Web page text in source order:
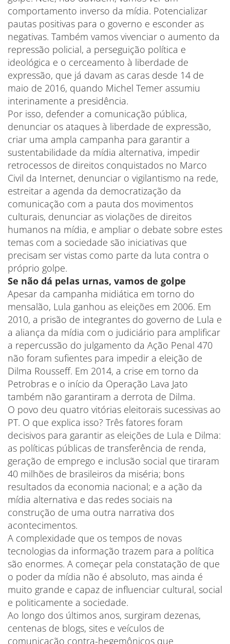
comportamento inverso da mídia. Potencializar
pautas positivas para o governo e esconder as
negativas. Também vamos vivenciar o aumento da
repressão policial, a perseguição política e
ideológica e o cerceamento à liberdade de
expressão, que já davam as caras desde 14 de
maio de 2016, quando Michel Temer assumiu
interinamente a presidência.
Por isso, defender a comunicação pública,
denunciar os ataques à liberdade de expressão,
criar uma ampla campanha para garantir a
sustentabilidade da mídia alternativa, impedir
retrocessos de direitos conquistados no Marco
Civil da Internet, denunciar o vigilantismo na rede,
estreitar a agenda da democratização da
comunicação com a pauta dos movimentos
culturais, denunciar as violações de direitos
humanos na mídia, e ampliar o debate sobre estes
temas com a sociedade são iniciativas que
precisam ser vistas como parte da luta contra o
próprio golpe.
Se não dá pelas urnas, vamos de golpe
Apesar da campanha midiática em torno do
mensalão, Lula ganhou as eleições em 2006. Em
2010, a prisão de integrantes do governo de Lula e
a aliança da mídia com o judiciário para amplificar
a repercussão do julgamento da Ação Penal 470
não foram sufientes para impedir a eleição de
Dilma Rousseff. Em 2014, a crise em torno da
Petrobras e o início da Operação Lava Jato
também não garantiram a derrota de Dilma.
O povo deu quatro vitórias eleitorais sucessivas ao
PT. O que explica isso? Três fatores foram
decisivos para garantir as eleições de Lula e Dilma:
as políticas públicas de transferência de renda,
geração de emprego e inclusão social que tiraram
40 milhões de brasileiros da miséria; bons
resultados da economia nacional; e a ação da
mídia alternativa e das redes sociais na
construção de uma outra narrativa dos
acontecimentos.
A complexidade que os tempos de novas
tecnologias da informação trazem para a política
são enormes. A começar pela constatação de que
o poder da mídia não é absoluto, mas ainda é
muito grande e capaz de influenciar cultural, social
e politicamente a sociedade.
Ao longo dos últimos anos, surgiram dezenas,
centenas de blogs, sites e veículos de
comunicação contra-hegemônicos que